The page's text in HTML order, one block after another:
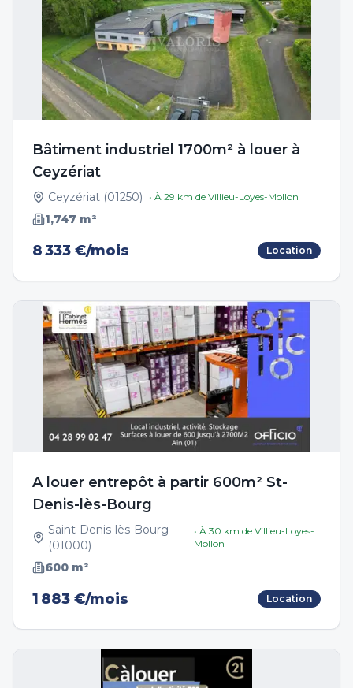
Bâtiment industriel 1700m² à louer à
Ceyzériat
Ceyzériat (01250) • À 29 km de Villieu-Loyes-Mollon
1,747 m²
8 333 €/mois Location
A louer entrepôt à partir 600m² St-
Denis-lès-Bourg
Saint-Denis-lès-Bourg
(01000)
• À30 km deVillieu-Loyes-
Mollon
600 m²
1 883 €/mois Location